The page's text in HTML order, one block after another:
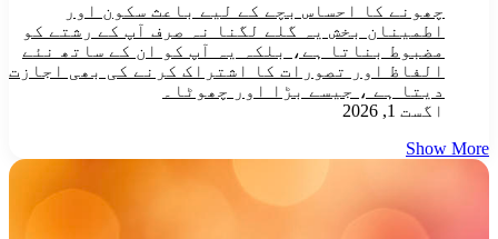
چھونے کا احساس بچے کے لیے باعث سکون اور
اطمینان بخش یہ گلے لگنا نہ صرف آپ کے رشتے کو
مضبوط بناتا ہے، بلکہ یہ آپ کو ان کے ساتھ نئے
الفاظ اور تصورات کا اشتراک کرنے کی بھی اجازت
دیتا ہے ، جیسے بڑا اور چھوٹا۔
اگست 1, 2026
Show More